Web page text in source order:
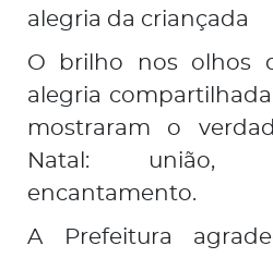
alegria da criançada
O brilho nos olhos
alegria
mostraram o
Natal: união,
encantamento.
A Prefeitura